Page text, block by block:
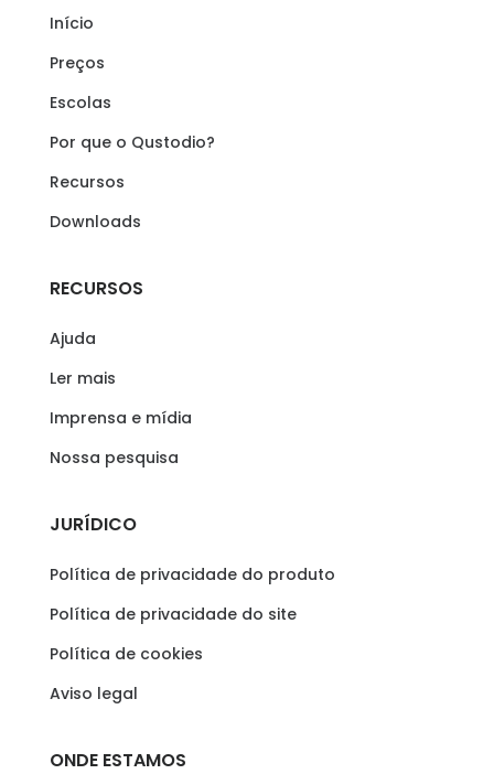
Início
Preços
Escolas
Por que o Qustodio?
Recursos
Downloads
RECURSOS
Ajuda
Ler mais
Imprensa e mídia
Nossa pesquisa
JURÍDICO
Política de privacidade do produto
Política de privacidade do site
Política de cookies
Aviso legal
ONDE ESTAMOS